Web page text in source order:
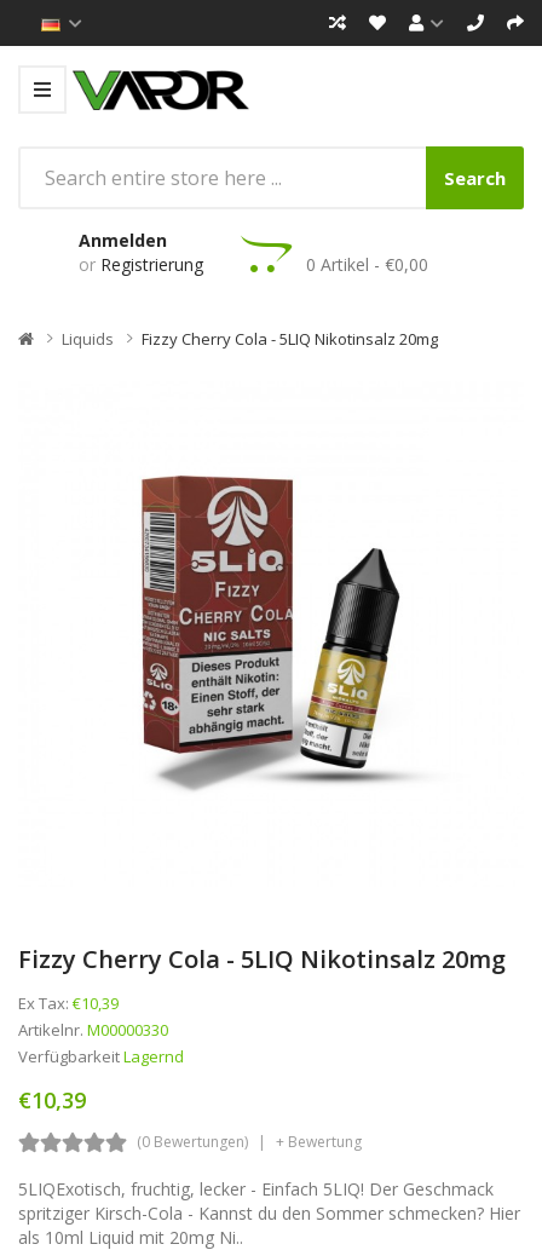
Search
Anmelden
or Registrierung 0 Artikel - €0,00
Liquids Fizzy Cherry Cola - 5LIQ Nikotinsalz 20mg
Fizzy Cherry Cola - 5LIQ Nikotinsalz 20mg
Ex Tax: €10,39
Artikelnr. M00000330
VerfügbarkeitLagernd
€10,39
(0 Bewertungen) + Bewertung
5LIQExotisch, fruchtig, lecker - Einfach 5LIQ! Der Geschmack
spritziger Kirsch-Cola - Kannst du den Sommer schmecken? Hier
als 10ml Liquid mit 20mg Ni..